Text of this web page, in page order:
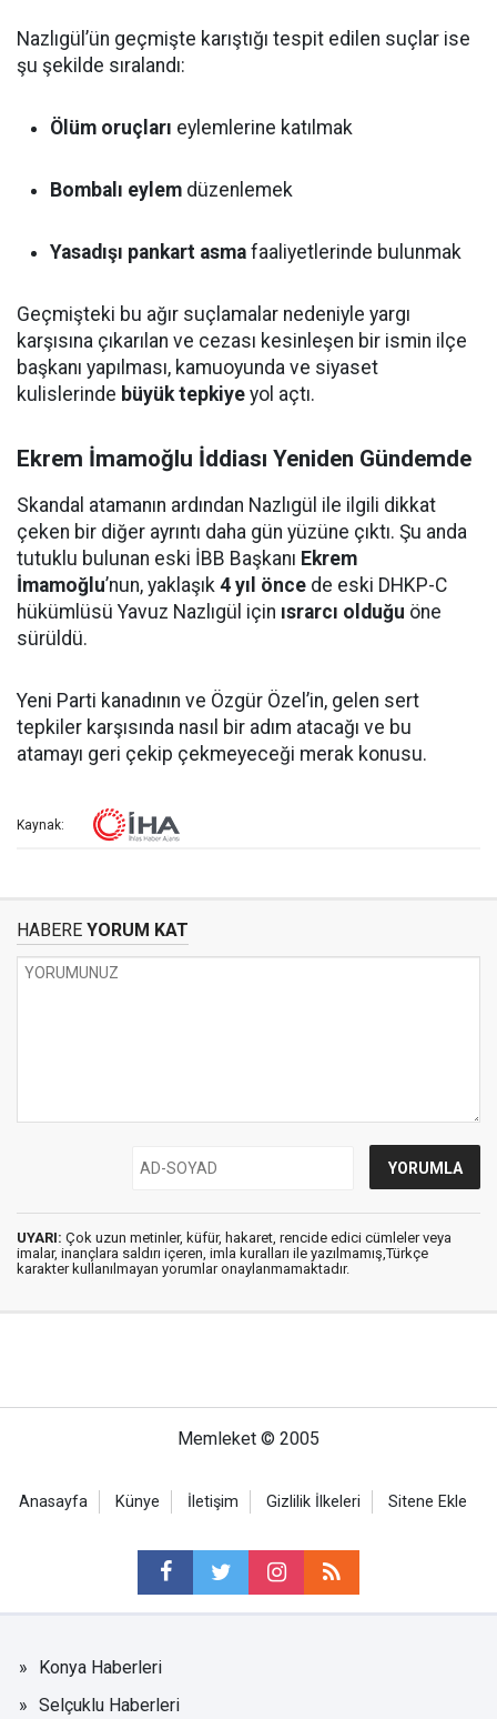
Nazlıgül’ün geçmişte karıştığı tespit edilen suçlar ise
şu şekilde sıralandı:
Ölüm oruçları eylemlerine katılmak
Bombalı eylem düzenlemek
Yasadışı pankart asma faaliyetlerinde bulunmak
Geçmişteki bu ağır suçlamalar nedeniyle yargı
karşısına çıkarılan ve cezası kesinleşen bir ismin ilçe
başkanı yapılması, kamuoyunda ve siyaset
kulislerinde büyük tepkiye yol açtı.
Ekrem İmamoğlu İddiası Yeniden Gündemde
Skandal atamanın ardından Nazlıgül ile ilgili dikkat
çeken bir diğer ayrıntı daha gün yüzüne çıktı. Şu anda
tutuklu bulunan eski İBB Başkanı Ekrem
İmamoğlu’nun, yaklaşık 4 yıl önce de eski DHKP-C
hükümlüsü Yavuz Nazlıgül için ısrarcı olduğu öne
sürüldü.
Yeni Parti kanadının ve Özgür Özel’in, gelen sert
tepkiler karşısında nasıl bir adım atacağı ve bu
atamayı geri çekip çekmeyeceği merak konusu.
Kaynak:
HABERE YORUM KAT
UYARI: Çok uzun metinler, küfür, hakaret, rencide edici cümleler veya
imalar, inançlara saldırı içeren, imla kuralları ile yazılmamış,Türkçe
karakter kullanılmayan yorumlar onaylanmamaktadır.
Memleket © 2005
Anasayfa Künye İletişim Gizlilik İlkeleri Sitene Ekle
Konya Haberleri
Selçuklu Haberleri